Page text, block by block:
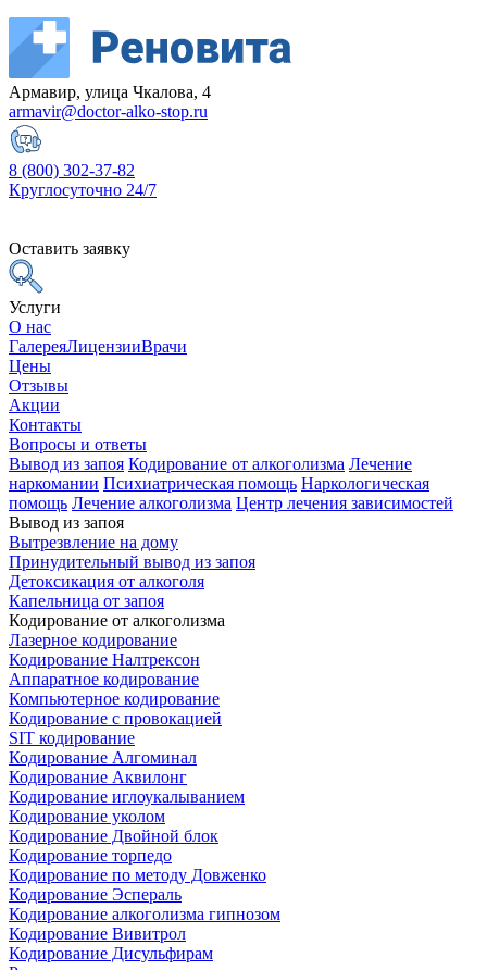
Армавир, улица Чкалова, 4
armavir@doctor-alko-stop.ru
8 (800) 302-37-82
Круглосуточно 24/7
Оставить заявку
Услуги
О нас
ГалереяЛицензииВрачи
Цены
Отзывы
Акции
Контакты
Вопросы и ответы
Вывод из запоя Кодирование от алкоголизма Лечение
наркомании Психиатрическая помощь Наркологическая
помощь Лечение алкоголизма Центр лечения зависимостей
Вывод из запоя
Вытрезвление на дому
Принудительный вывод из запоя
Детоксикация от алкоголя
Капельница от запоя
Кодирование от алкоголизма
Лазерное кодирование
Кодирование Налтрексон
Аппаратное кодирование
Компьютерное кодирование
Кодирование с провокацией
SIT кодирование
Кодирование Алгоминал
Кодирование Аквилонг
Кодирование иглоукалыванием
Кодирование уколом
Кодирование Двойной блок
Кодирование торпедо
Кодирование по методу Довженко
Кодирование Эспераль
Кодирование алкоголизма гипнозом
Кодирование Вивитрол
Кодирование Дисульфирам